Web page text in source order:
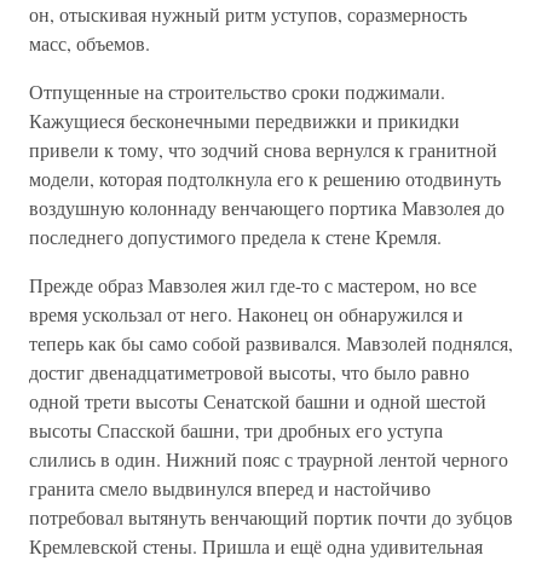
он, отыскивая нужный ритм уступов, соразмерность
масс, объемов.
Отпущенные на строительство сроки поджимали.
Кажущиеся бесконечными передвижки и прикидки
привели к тому, что зодчий снова вернулся к гранитной
модели, которая подтолкнула его к решению отодвинуть
воздушную колоннаду венчающего портика Мавзолея до
последнего допустимого предела к стене Кремля.
Прежде образ Мавзолея жил где-то с мастером, но все
время ускользал от него. Наконец он обнаружился и
теперь как бы само собой развивался. Мавзолей поднялся,
достиг двенадцатиметровой высоты, что было равно
одной трети высоты Сенатской башни и одной шестой
высоты Спасской башни, три дробных его уступа
слились в один. Нижний пояс с траурной лентой черного
гранита смело выдвинулся вперед и настойчиво
потребовал вытянуть венчающий портик почти до зубцов
Кремлевской стены. Пришла и ещё одна удивительная